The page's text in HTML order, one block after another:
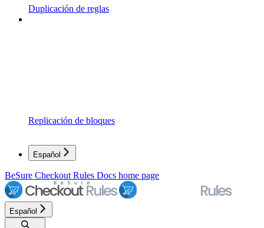
Duplicación de reglas
Replicación de bloques
Español
BeSure Checkout Rules Docs home page
Español